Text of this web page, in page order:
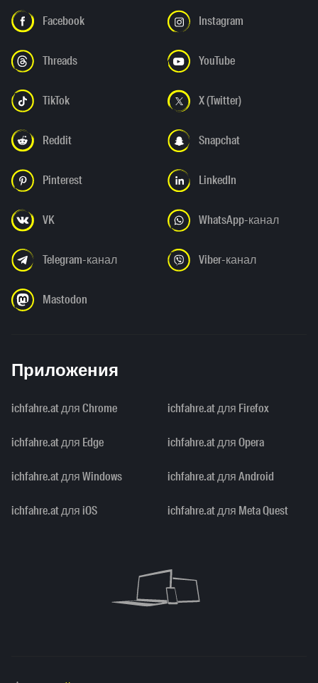
Facebook Instagram
Threads YouTube
TikTok X (Twitter)
Reddit Snapchat
Pinterest LinkedIn
VK WhatsApp-канал
Telegram-канал Viber-канал
Mastodon
Приложения
ichfahre.at для Chrome ichfahre.at для Firefox
ichfahre.at для Edge ichfahre.at для Opera
ichfahre.at для Windows ichfahre.at для Android
ichfahre.at для iOS ichfahre.at для Meta Quest